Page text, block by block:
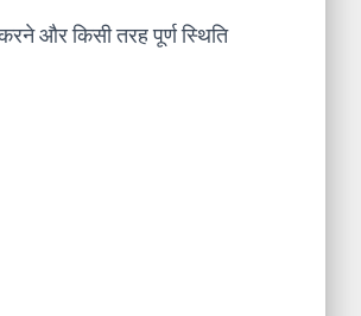
और किसी तरह पूर्ण स्थिति